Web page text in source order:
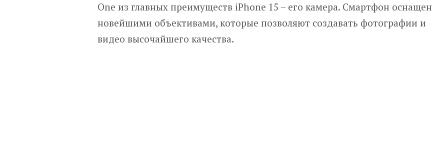
One из главных преимуществ iPhone 15 – его камера. Смартфон оснащен
новейшими объективами, которые позволяют создавать фотографии и
видео высочайшего качества.